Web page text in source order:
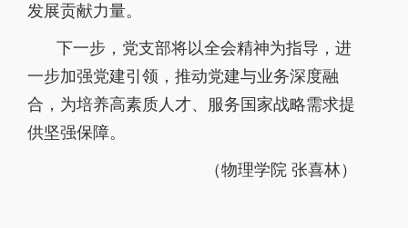
发展贡献力量。
下一步，党支部将以全会精神为指导，进
一步加强党建引领，推动党建与业务深度融
合，为培养高素质人才、服务国家战略需求提
供坚强保障。
（物理学院 张喜林）